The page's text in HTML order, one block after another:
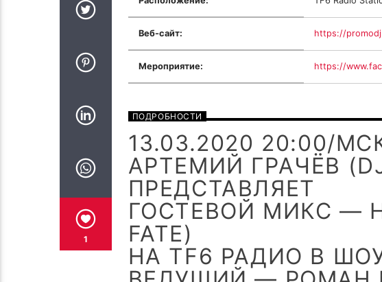
1
Веб-сайт: https://
Мероприятие: https://
ПОДРОБНОСТИ
13.03.2020 20:00/
АРТЕМИЙ ГРАЧЁВ
ПРЕДСТАВЛЯЕТ
ГОСТЕВОЙ МИКС —
FATE)
НА TF6 РАДИО В